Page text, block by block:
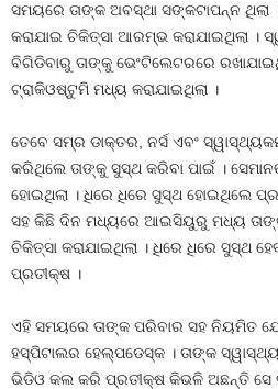
ସମୟରେ ତାଙ୍କ ଅବସ୍ଥା ସଙ୍କଟାପନ୍ନ
କରାଯାଇ ଚିକିତ୍ସା ଆରମ୍ଭ କରାଯାଇଥିଲା ।
ବିଗିଡିବାରୁ ତାଙ୍କୁ ଭେଂଟିଲେଟରରେ
ଟ୍ରାକିଓଷ୍ଟୁମି ମଧ୍ୟ କରାଯାଇଥିଲା ।
ତେବେ ସମ୍‌ର ଡାକ୍ତର, ନର୍ସ ଏବଂ
କରିଥିଲେ ତାଙ୍କୁ ସୁସ୍ଥ କରିବା ପାଇଁ ।
ହୋଇଥିଲା । ଧିରେ ଧିରେ ସୁସ୍ଥ ହୋଇଥିଲେ
ସହ କିଛି ଦିନ ମଧ୍ୟରେ ଆଇସିୟୁରୁ ମଧ୍ୟ ତାଙ୍କୁ
ଚିକିତ୍ସା କରାଯାଇଥିଲା । ଧିରେ ଧିରେ ସୁସ୍ଥ
ପ୍ରତୀକ୍ଷ ।
ଏହି ସମୟରେ ତାଙ୍କ ପରିବାର ସହ ନିୟମିତ
ହସ୍ପିଟାଲର ହେଲ୍ପଡେସ୍କ । ତାଙ୍କ
ଭିଡିଓ କଲ କରି ପ୍ରତୀକ୍ଷ କିଭଳି ଅଛନ୍ତି